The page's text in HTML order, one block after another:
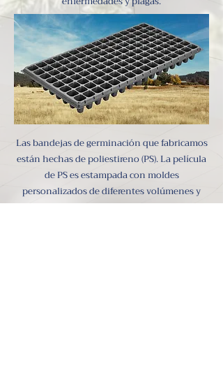
Las bandejas de germinación que fabricamos
están hechas de poliestireno (PS). La película
de PS es estampada con moldes
personalizados de diferentes volúmenes y
hoyos. Cada una de las bandejas estampadas